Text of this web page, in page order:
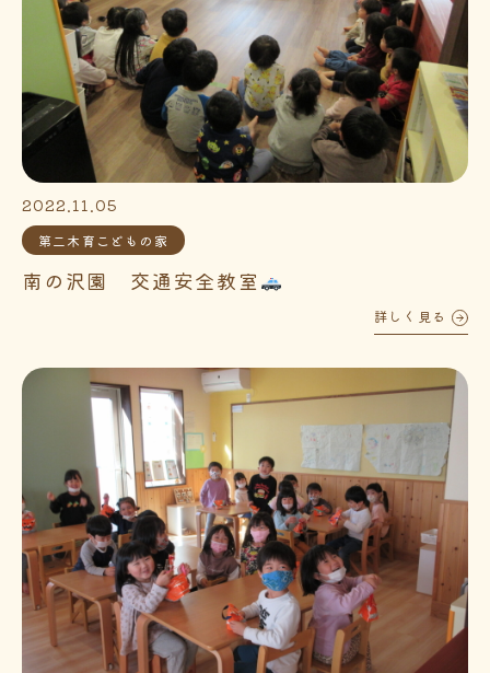
2022.11.05
第二木育こどもの家
南の沢園 交通安全教室
詳しく見る